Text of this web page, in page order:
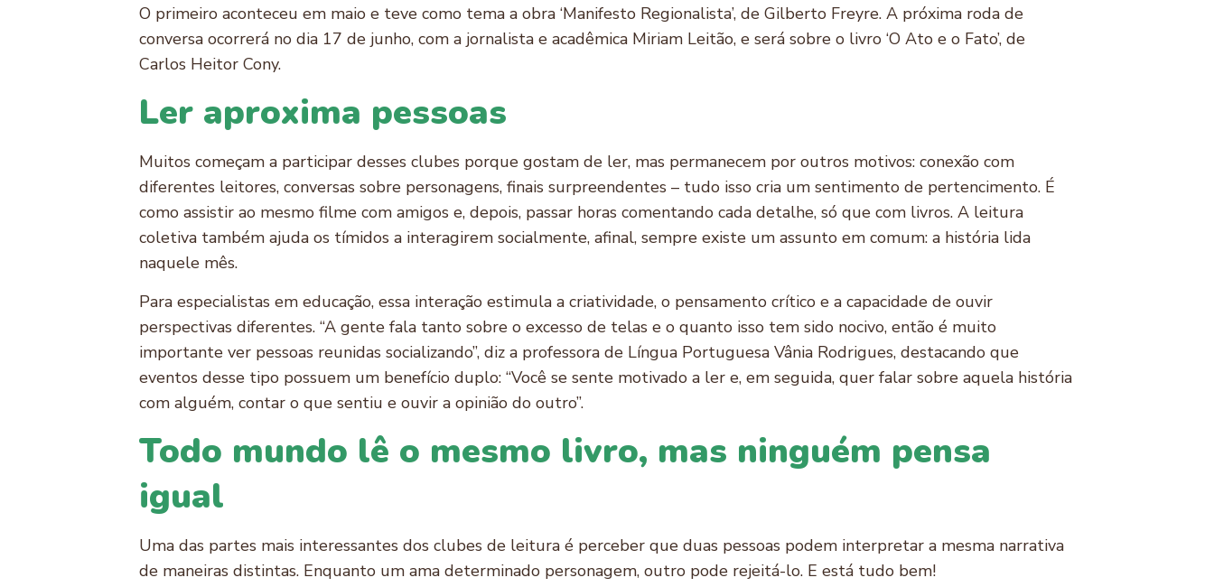
O primeiro aconteceu em maio e teve como tema a obra ‘Manifesto Regionalista’, de Gilberto Freyre. A próxima roda de
conversa ocorrerá no dia 17 de junho, com a jornalista e acadêmica Miriam Leitão, e será sobre o livro ‘O Ato e o Fato’, de
Carlos Heitor Cony.
Ler aproxima pessoas
Muitos começam a participar desses clubes porque gostam de ler, mas permanecem por outros motivos: conexão com
diferentes leitores, conversas sobre personagens, finais surpreendentes – tudo isso cria um sentimento de pertencimento. É
como assistir ao mesmo filme com amigos e, depois, passar horas comentando cada detalhe, só que com livros. A leitura
coletiva também ajuda os tímidos a interagirem socialmente, afinal, sempre existe um assunto em comum: a história lida
naquele mês.
Para especialistas em educação, essa interação estimula a criatividade, o pensamento crítico e a capacidade de ouvir
perspectivas diferentes. “A gente fala tanto sobre o excesso de telas e o quanto isso tem sido nocivo, então é muito
importante ver pessoas reunidas socializando”, diz a professora de Língua Portuguesa Vânia Rodrigues, destacando que
eventos desse tipo possuem um benefício duplo: “Você se sente motivado a ler e, em seguida, quer falar sobre aquela história
com alguém, contar o que sentiu e ouvir a opinião do outro”.
Todo mundo lê o mesmo livro, mas ninguém pensa
igual
Uma das partes mais interessantes dos clubes de leitura é perceber que duas pessoas podem interpretar a mesma narrativa
de maneiras distintas. Enquanto um ama determinado personagem, outro pode rejeitá-lo. E está tudo bem!